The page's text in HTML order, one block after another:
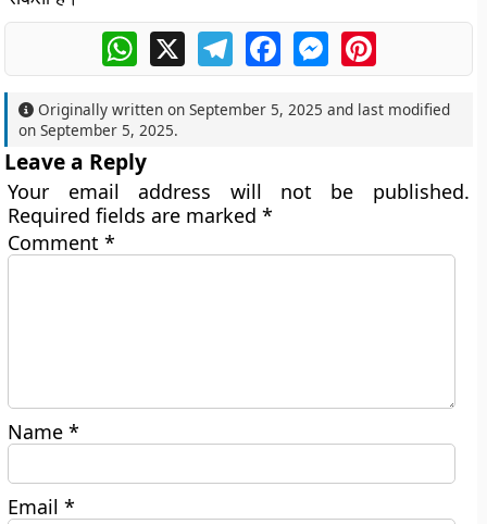
WhatsApp
X TelegramFacebookMessengerPinterest
Originally written onSeptember 5, 2025 and last modified
onSeptember 5, 2025.
Leave a Reply
Your email address will not be published.
Required fields are marked*
Comment*
Name*
Email*